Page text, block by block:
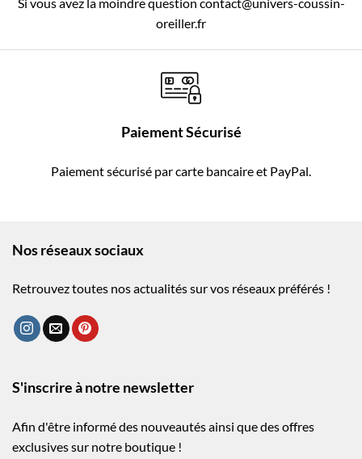
oreiller.fr
Paiement Sécurisé
Paiement sécurisé par carte bancaire et PayPal.
Nos réseaux sociaux
Retrouvez toutes nos actualités sur vos réseaux préférés !
S'inscrire à notre newsletter
Afin d'être informé des nouveautés ainsi que des offres
exclusives sur notre boutique !